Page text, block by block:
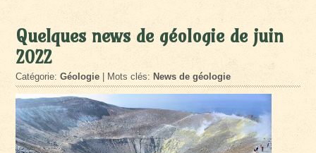
Quelques news de géologie de juin
2022
Catégorie:Géologie | Mots clés: News de géologie